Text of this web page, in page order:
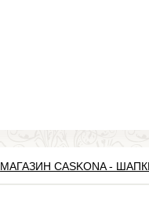
МАГАЗИН CASKONA -